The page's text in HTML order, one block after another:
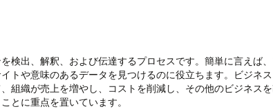
検出、解釈、および伝達するプロセスです。簡単に言えば、
トや意味のあるデータを見つけるのに役立ちます。ビジネ
組織が売上を増やし、コストを削減し、その他のビジネス
とに重点を置いています。